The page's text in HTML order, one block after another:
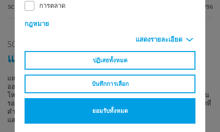
การตลาด
กฎหมาย
แสดงรายละเอียด
ปฏิเสธทั้งหมด
บันทึกการเลือก
ยอมรับทั้งหมด
SCHNORR GMBH ผลิตภัณฑ์ แหวนรองโหลดตาม DIN 6796
SCHNORR® ดั้งเดิมตาม
แหวนรองโหลด DIN 6796
แหวนรองโหลดเหล่านี้เป็นไปตาม DIN 6796, ฉบับ Oct. 1987 และได้รับการ
ออกแบบสำหรับอุปสงค์ระดับสูงในการปกป้องข้อต่อโบลท์ เมื่อการเพิ่มของ
โหลดที่มีการเพิ่มขึ้นอย่างมากเกิดขึ้นที่ปลายการแอ่นตัวของสปริงเมื่อแหวน
รองโหลดถูกทำให้แบนราบ โหลดก็ได้รับการบ่งชี้ว่ามีค่าเป็นสองเท่าของค่าที่
คำนวณไว้ การทดสอบได้
แสดงว่าค่าเหล่านี้เทียบเท่ากับค่าที่วัดได้